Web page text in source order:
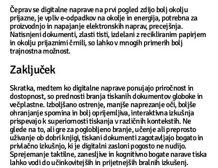
Čeprav se digitalne naprave na prvi pogled zdijo bolj okolju
prijazne, je vpliv e-odpadkov na okolje in energija, potrebna za
proizvodnjo in napajanje elektronskih naprav, precejšnja.
Natisnjeni dokumenti, zlasti tisti, izdelani z recikliranim papirjem
in okolju prijaznimi črnili, so lahko v mnogih primerih bolj
trajnostna možnost.
Zaključek
Skratka, medtem ko digitalne naprave ponujajo priročnost in
dostopnost, so prednosti branja tiskanih dokumentov globoke in
večplastne. Izboljšano ostrenje, manjše naprezanje oči, boljše
ohranjanje spomina in bolj oprijemljiva, interaktivna izkušnja
prispevajo k superiornosti tiskanja v različnih kontekstih. Ne
glede na to, ali gre za poglobljeno branje, učenje ali preprosto
uživanje ob dobri knjigi, tiskani dokumenti zagotavljajo bogato in
privlačno izkušnjo, ki je digitalni zasloni pogosto ne nudijo.
Sprejemanje taktilne, zanesljive in kognitivno bogate narave tiska
lahko vodi do učinkovitejših in prijetnejših bralnih izkušenj.